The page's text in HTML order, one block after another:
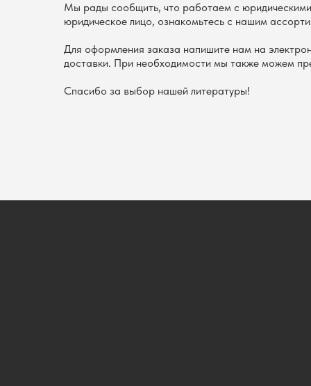
Мы рады сообщить, что работаем с
юридическое лицо, ознакомьтесь с нашим
Для оформления заказа напишите нам на
доставки. При необходимости мы также можем
Спасибо за выбор нашей литературы!